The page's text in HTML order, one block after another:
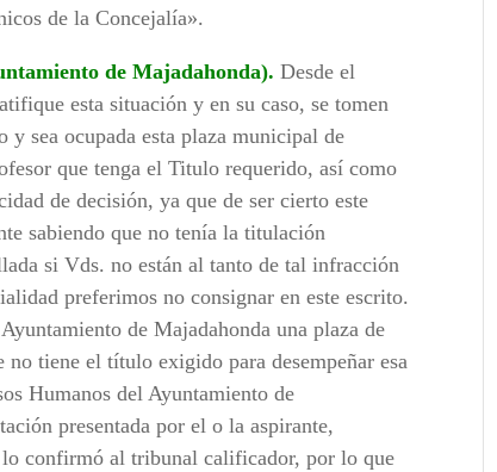
de la Concejalía».
de Majadahonda). Desde el
esta situación y en su caso, se tomen
y sea ocupada esta plaza municipal de
que tenga el Titulo requerido, así como
de decisión, ya que de ser cierto este
sabiendo que no tenía la titulación
si Vds. no están al tanto de tal infracción
preferimos no consignar en este escrito.
de Majadahonda una plaza de
tiene el título exigido para desempeñar esa
Humanos del Ayuntamiento de
presentada por el o la aspirante,
confirmó al tribunal calificador, por lo que